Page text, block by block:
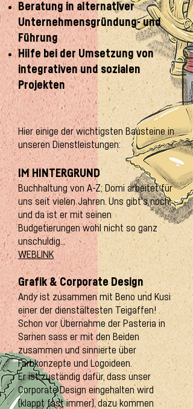
Beratung in alternativer
Unternehmensgründung- und
Führung
Hilfe bei der Umsetzung von
integrativen und sozialen
Projekten
Hier einige der wichtigsten Bausteine in
unseren Dienstleistungen:
IM HINTERGRUND
Buchhaltung von A-Z; Domi arbeitet für
uns seit vielen Jahren. Uns gibt's noch;
und da ist er mit seinen
Budgetierungen wohl nicht so ganz
unschuldig...
WEBLINK
Grafik & Corporate Design
Andy ist zusammen mit Beno und Kusi
einer der dienstältesten Teigaffen!
Schon vor Übernahme der Pasteria in
Sarnen sass er mit den Beiden
zusammen und sinnierte über
Farbkonzepte und Logoideen.
Er ist zuständig dafür, dass unser
Corporate Design eingehalten wird
(klappt fast immer), dazu kommen